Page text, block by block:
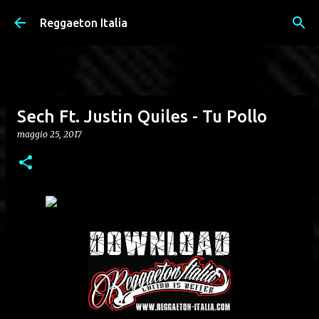
Passa ai contenuti principali
Reggaeton Italia
Sech Ft. Justin Quiles - Tu Pollo
maggio 25, 2017